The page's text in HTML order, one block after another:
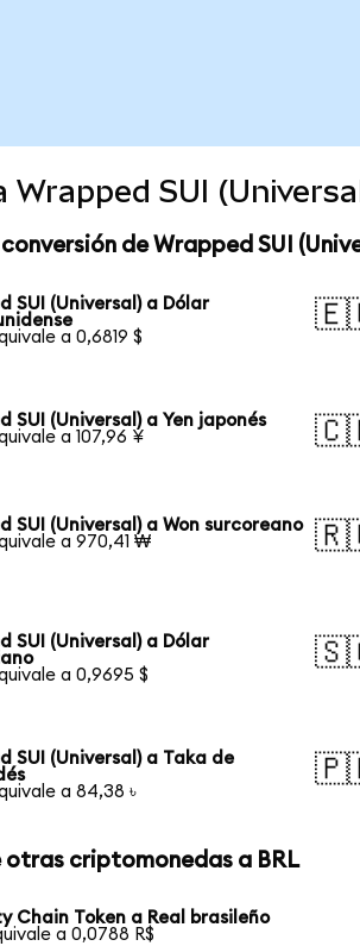
Wrapped SUI
de Wrapped SUI
SUI (Universal) a Dólar
a 0,6819 $
SUI (Universal) a Yen japonés
a 107,96 ¥
SUI (Universal) a Won surcoreano
a 970,41 ₩
SUI (Universal) a Dólar
a 0,9695 $
SUI (Universal) a Taka de
a 84,38 ৳
otras criptomonedas a BRL
Chain Token a Real brasileño
a 0,0788 R$